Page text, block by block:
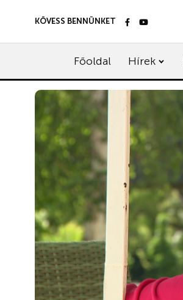
KÖVESS BENNÜNKET
Főoldal Hírek